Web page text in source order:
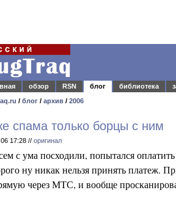
обзор RSN блог библиотека
/ блог / архив / 2006
спама только борцы с ним
17:28 // оригинал
с ума посходили, попытался
ну никак нельзя принять платеж.
через МТС, и вообще